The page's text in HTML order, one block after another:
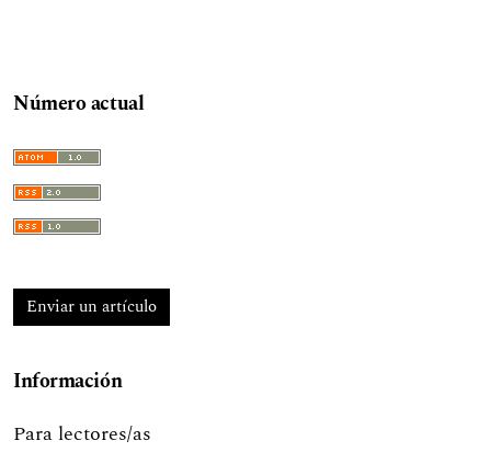
Número actual
Enviar un artículo
Información
Para lectores/as